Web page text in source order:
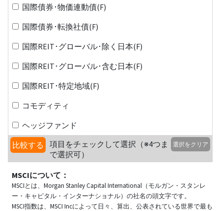
国際債券･物価連動債(F)
国際債券･転換社債(F)
国際REIT･グローバル･除く日本(F)
国際REIT･グローバル･含む日本(F)
国際REIT･特定地域(F)
コモディティ
ヘッジファンド
比較する
項目をチェックして選択（※4つま
で選択可）
選択をクリア
MSCIについて：
MSCIとは、Morgan Stanley Capital International（モルガン・スタンレ
ー・キャピタル・インターナショナル）の社名の頭文字です。
MSCI指数は、MSCI Incによって日々、算出、公表されている世界で最も